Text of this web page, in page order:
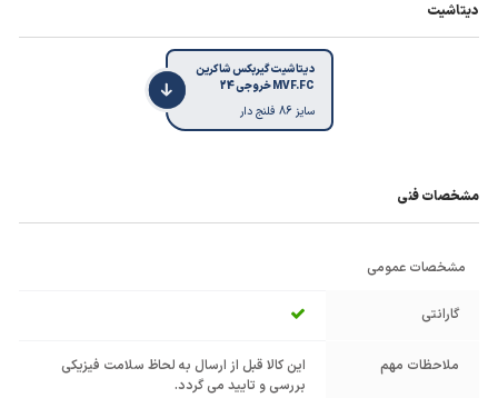
دیتاشیت
دیتاشیت گیربکس شاکرین
MVF.FC خروجی 24
سایز 86 فلنج دار
مشخصات فنی
مشخصات عمومی
گارانتی
ملاحظات مهم
این کالا قبل از ارسال به لحاظ سلامت فیزیکی
بررسی و تایید می گردد.